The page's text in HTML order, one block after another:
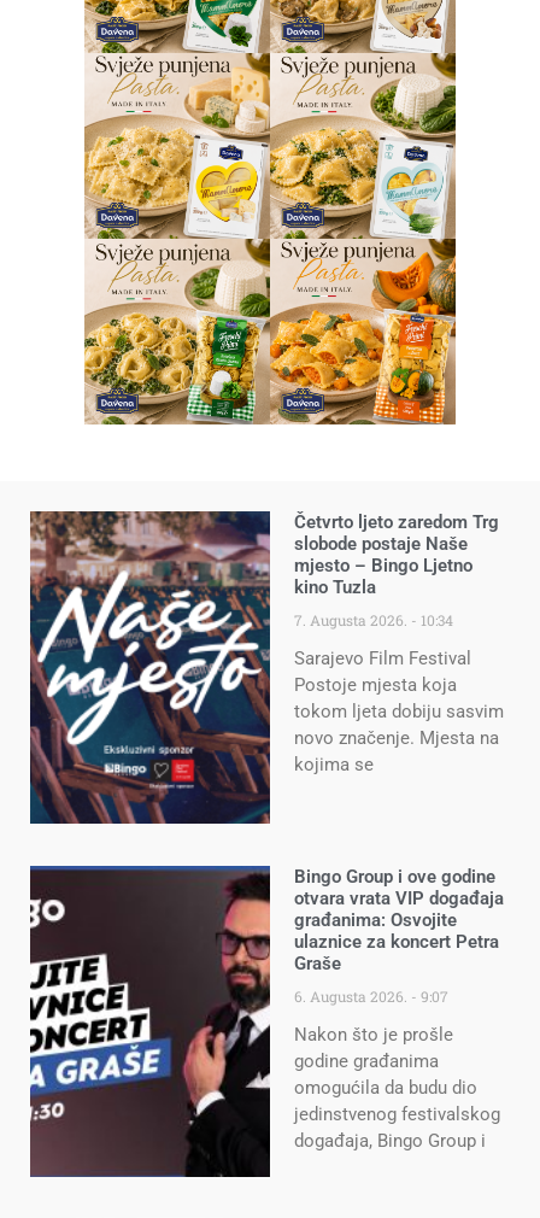
Četvrto ljeto zaredom Trg
slobode postaje Naše
mjesto – Bingo Ljetno
kino Tuzla
7. Augusta 2026. 10:34
Sarajevo Film Festival
Postoje mjesta koja
tokom ljeta dobiju sasvim
novo značenje. Mjesta na
kojima se
Bingo Group i ove godine
otvara vrata VIP događaja
građanima: Osvojite
ulaznice za koncert Petra
Graše
6. Augusta 2026. 9:07
Nakon što je prošle
godine građanima
omogućila da budu dio
jedinstvenog festivalskog
događaja, Bingo Group i